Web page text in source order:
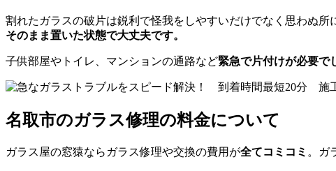
割れたガラスの破片は鋭利で怪我をしやすいだけでなく思わぬ所
そのまま置いた状態で大丈夫です。
子供部屋やトイレ、マンションの通路など緊急で片付けが必要で
名取市のガラス修理の料金について
ガラス屋の窓猿ならガラス修理や交換の費用が全てコミコミ 。ガ